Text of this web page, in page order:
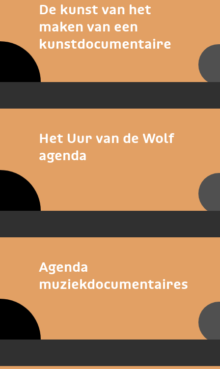
De kunst van het
maken van een
kunstdocumentaire
Het Uur van de Wolf
agenda
Agenda
muziekdocumentaires